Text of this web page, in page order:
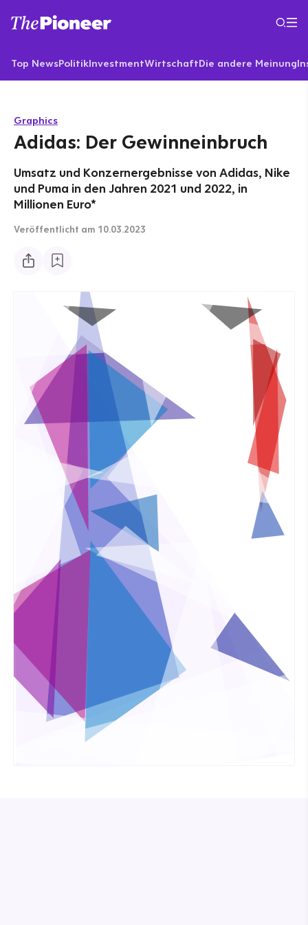
Top NewsPolitikInvestmentWirtschaftDie andere Meinung
Graphics
Adidas: Der Gewinneinbruch
Umsatz und Konzernergebnisse von Adidas, Nike
und Puma in den Jahren 2021 und 2022, in
Millionen Euro*
Veröffentlicht am 10.03.2023